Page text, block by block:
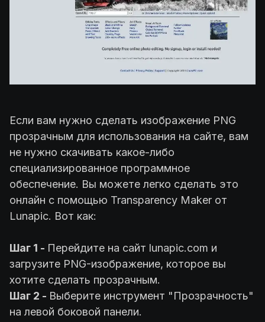
Если вам нужно сделать изображение PNG
прозрачным для использования на сайте, вам
не нужно скачивать какое-либо
специализированное программное
обеспечение. Вы можете легко сделать это
онлайн с помощью Transparency Maker от
Lunapic. Вот как:
Шаг 1 - Перейдите на сайт lunapic.com и
загрузите PNG-изображение, которое вы
хотите сделать прозрачным.
Шаг 2 - Выберите инструмент "Прозрачность"
на левой боковой панели.